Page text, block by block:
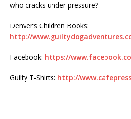
who cracks under pressure?
Denver’s Children Books:
http://
Facebook: https://
Guilty T-Shirts: http://